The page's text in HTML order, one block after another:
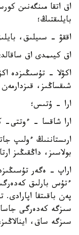
اق اتقا مىنگەنىن
بايلىقتىڭ؛
اققۋ - سىيلىق،
اق كيىمدى اق
اكۋلا - تۇسىڭىزدە
شىقساڭىز،
ارا - ۇتىس؛
ارا شاقسا - ءوتتى-
ارىستاننىڭ ءولىپ
بولاسىز، داڭقىڭىز
اراپ - ەگەر
ءتۇس بارلىق
پەن باقىتقا
سىزگە كەدەرگى
سىزگە ساق،